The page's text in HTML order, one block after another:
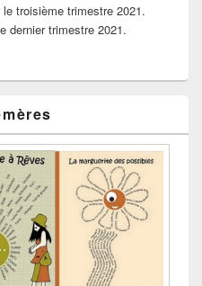
le troisième trimestre 2021.
dernier trimestre 2021.